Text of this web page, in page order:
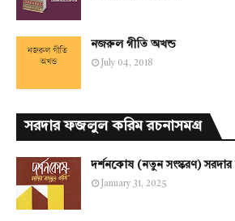
নজরুল গীতি অখন্ড
July 04, 2018
সরদার ফজলুল করিম রচনাসমগ্র
দর্শনকোষ (নতুন সংস্করণ)
January 31, 2025